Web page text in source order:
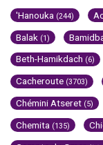
'Hanouka (244)
Balak (1)
Beth-Hamikdach (6)
Cacheroute (3703)
Chémini Atseret (5)
Chemita (135)